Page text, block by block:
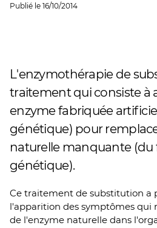
Publié le 16/10/2014
L'enzymothérapie de
traitement qui consiste à
enzyme fabriquée
génétique) pour
naturelle manquante (du
génétique).
Ce traitement de substitution a
l'apparition des symptômes qui
de l'enzyme naturelle dans